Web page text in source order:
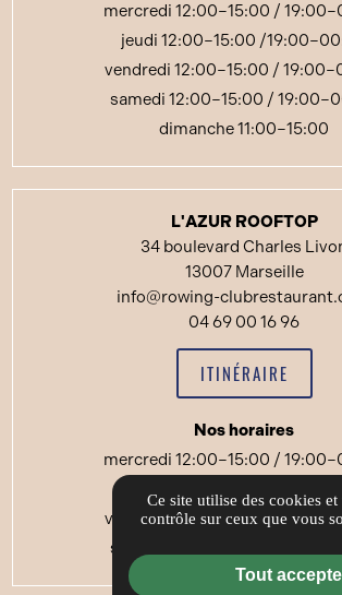
mercredi 12:00–15:00 /
jeudi 12:00–15:00 /
vendredi 12:00–15:00 /
samedi 12:00–15:00 /
dimanche 11:00–15:00
L'AZUR ROOFTOP
34 boulevard Charles
13007 Marseille
info@rowing-
04 69 00 16 96
ITINÉRAIRE
Nos horaires
mercredi 12:00–15:00 /
vendredi 12:00–15:00 /
samedi 12:00–15:00 /
Ce site utilise des cookies
contrôle sur ceux que vous
Tout